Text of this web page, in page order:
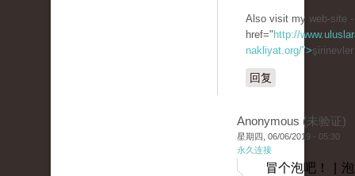
Also visit my web-site
href=" http://
nakliyat.org/">
回复
Anonymous (未验证)
星期四, 06/06/2019 - 05:30
永久连接
冒个泡吧！ |